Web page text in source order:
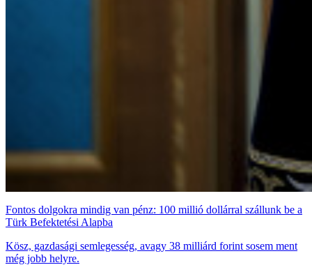
Fontos dolgokra mindig van pénz: 100 millió dollárral szállunk be a
Türk Befektetési Alapba
Kösz, gazdasági semlegesség, avagy 38 milliárd forint sosem ment
még jobb helyre.